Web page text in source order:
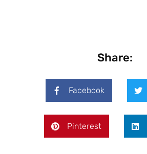
Share:
Facebook
Pinterest